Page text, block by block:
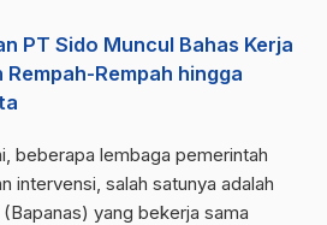
PT Sido Muncul Bahas Kerja
Rempah hingga
beberapa lembaga pemerintah
intervensi, salah satunya adalah
yang bekerja sama